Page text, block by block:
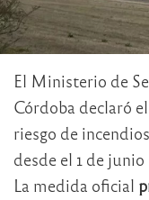
El Ministerio de
Córdoba declaró
riesgo de
desde el 1 de
La medida oficial